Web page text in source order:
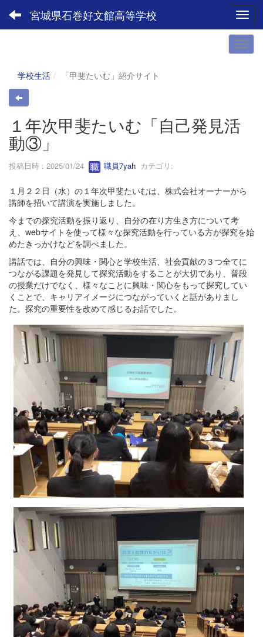
宮城県石巻好文館高等学校
学校生活 「甲斐たいむ」紹介サイト
１年次甲斐たいむ「自己発見活
動③」
投稿日時 : 2025/01/24 職員7yah カテゴリ:
１月２２日（水）の１年次甲斐たいむは、株式会社オーナーから
講師を招いて講演を実施しました。
今までの探究活動を振り返り、自分の在り方生き方について考
え、webサイトを使って様々な探究活動を行っている方が探究を始
めたきっかけなどを調べました。
講話では、自分の興味・関心と学校生活、社会貢献の３つ全てに
つながる課題を発見して探究活動をすることが大切であり、普段
の授業だけでなく、様々なことに興味・関心をもって探究してい
くことで、キャリアイメージにつながっていくと話がありまし
た。探究の重要性を改めて感じるお話でした。